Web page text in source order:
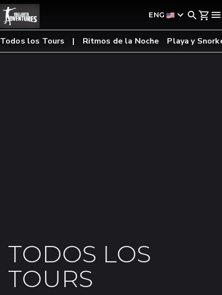
ENG
Todos los Tours Ritmos de la Noche Playa y
TODOS LOS
TOURS